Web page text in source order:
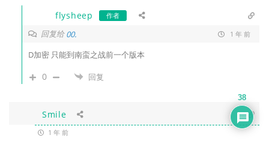
flysheep 作者
回复给00. 1 年 前
D加密 只能到南蛮之战前一个版本
0 回复
Smile
1 年 前
38